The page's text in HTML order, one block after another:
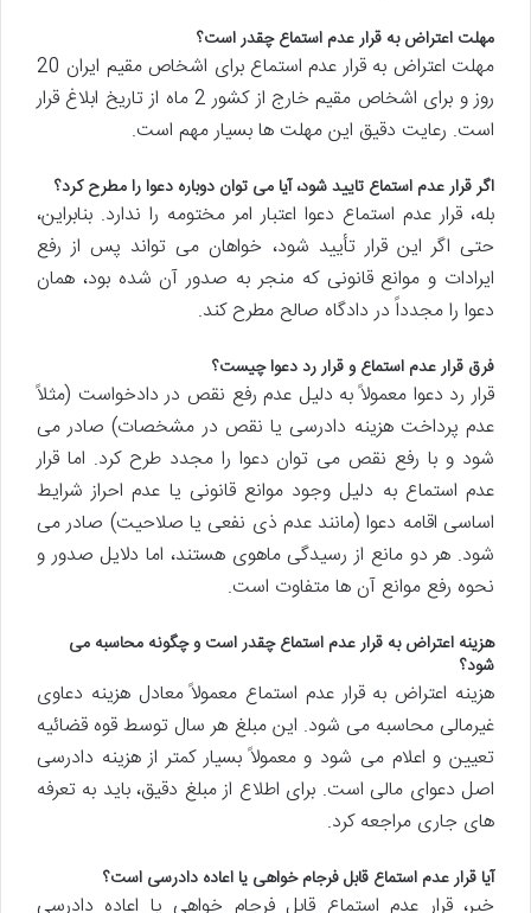
مهلت اعتراض به قرار عدم استماع چقدر است؟
مهلت اعتراض به قرار عدم استماع برای اشخاص مقیم ایران 20
روز و برای اشخاص مقیم خارج از کشور 2 ماه از تاریخ ابلاغ قرار
است. رعایت دقیق این مهلت ها بسیار مهم است.
اگر قرار عدم استماع تایید شود، آیا می توان دوباره دعوا را مطرح کرد؟
بله، قرار عدم استماع دعوا اعتبار امر مختومه را ندارد. بنابراین،
حتی اگر این قرار تأیید شود، خواهان می تواند پس از رفع
ایرادات و موانع قانونی که منجر به صدور آن شده بود، همان
دعوا را مجدداً در دادگاه صالح مطرح کند.
فرق قرار عدم استماع و قرار رد دعوا چیست؟
قرار رد دعوا معمولاً به دلیل عدم رفع نقص در دادخواست (مثلاً
عدم پرداخت هزینه دادرسی یا نقص در مشخصات) صادر می
شود و با رفع نقص می توان دعوا را مجدد طرح کرد. اما قرار
عدم استماع به دلیل وجود موانع قانونی یا عدم احراز شرایط
اساسی اقامه دعوا (مانند عدم ذی نفعی یا صلاحیت) صادر می
شود. هر دو مانع از رسیدگی ماهوی هستند، اما دلایل صدور و
نحوه رفع موانع آن ها متفاوت است.
هزینه اعتراض به قرار عدم استماع چقدر است و چگونه محاسبه می
شود؟
هزینه اعتراض به قرار عدم استماع معمولاً معادل هزینه دعاوی
غیرمالی محاسبه می شود. این مبلغ هر سال توسط قوه قضائیه
تعیین و اعلام می شود و معمولاً بسیار کمتر از هزینه دادرسی
اصل دعوای مالی است. برای اطلاع از مبلغ دقیق، باید به تعرفه
های جاری مراجعه کرد.
آیا قرار عدم استماع قابل فرجام خواهی یا اعاده دادرسی است؟
خیر، قرار عدم استماع قابل فرجام خواهی یا اعاده دادرسی